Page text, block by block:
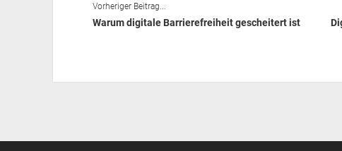
Vorheriger Beitrag...
Warum digitale Barrierefreiheit gescheitert ist